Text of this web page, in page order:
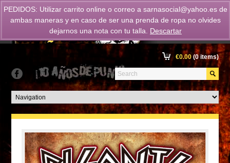
€0.00(0 items)
PEDIDOS: Utilizar carrito online o correo a sarnasocial@yahoo.es de
ambas maneras y en caso de ser una prenda de ropa no olvides
dejarnos una nota con tu talla.
Descartar